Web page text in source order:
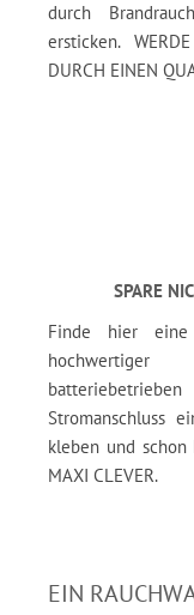
durch
ersticken.
DURCH EINEN
SPARE
Finde hier eine
hochwertiger
Stromanschluss
kleben und
MAXI CLEVER.
EIN